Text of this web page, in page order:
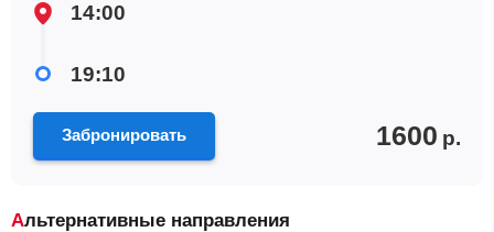
14:00
19:10
Забронировать 1600 р.
Альтернативные направления